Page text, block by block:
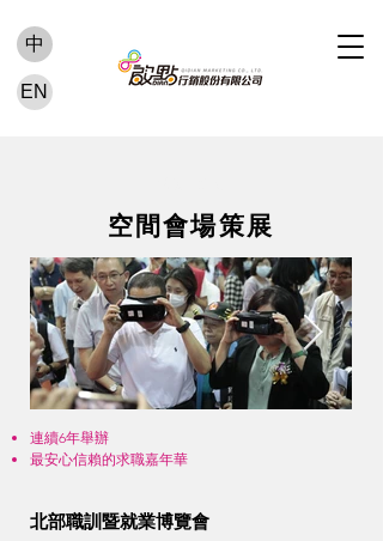
中
EN
空間會場策展
Click here
連續6年舉辦
最安心信賴的求職嘉年華
北部職訓暨就業博覽會